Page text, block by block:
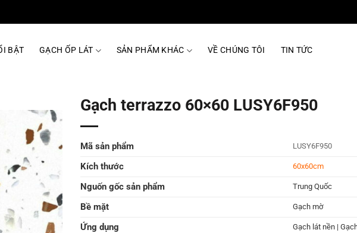
BẬT GẠCH ỐP LÁT SẢN PHẨM KHÁC VỀ CHÚNG TÔI TIN TỨC
Gạch terrazzo 60×60 LUSY6F950
Mã sản phẩm LUSY6F950
Kích thước 60x60cm
Nguốn gốc sản phẩm Trung Quốc
Bề mặt Gạch mờ
Ứng dụng Gạch lát nền |